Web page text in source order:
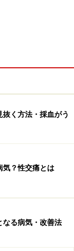
投与する静脈麻
しかんやく）で
止まると、同時
く方法・採血がう
気？性交痛とは
なる病気・改善法